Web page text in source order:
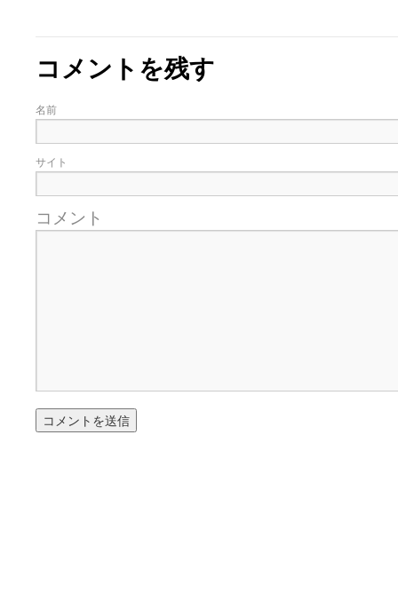
コメントを残す
名前
サイト
コメント